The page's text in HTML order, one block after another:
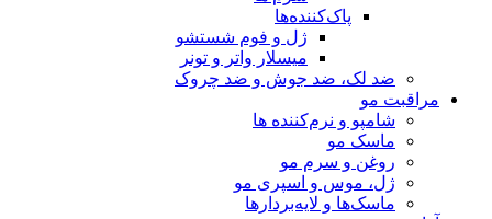
پاک‌کننده‌ها
ژل و فوم شستشو
میسلار واتر و تونر
ضد لک، ضد جوش و ضد چروک
مراقبت مو
شامپو و نرم‌کننده ها
ماسک مو
روغن و سرم مو
ژل، موس و اسپری مو
ماسک‌ها و لایه‌بردارها